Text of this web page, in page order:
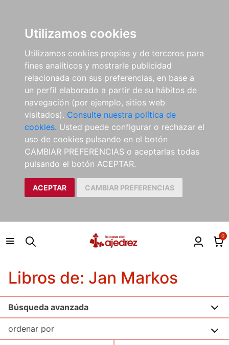
Utilizamos cookies
Utilizamos cookies propias y de terceros para
fines analíticos y mostrarle publicidad
relacionada con sus preferencias, en base a
un perfil elaborado a partir de su hábitos de
navegación (por ejemplo, sitios web
visitados). Consulte nuestra política de
cookies. Usted puede configurar o rechazar el
uso de cookies pulsando en el botón
CAMBIAR PREFERENCIAS o aceptarlas todas
pulsando el botón ACEPTAR.
ACEPTAR CAMBIAR PREFERENCIAS
0
Libros de: Jan Markos
Búsqueda avanzada